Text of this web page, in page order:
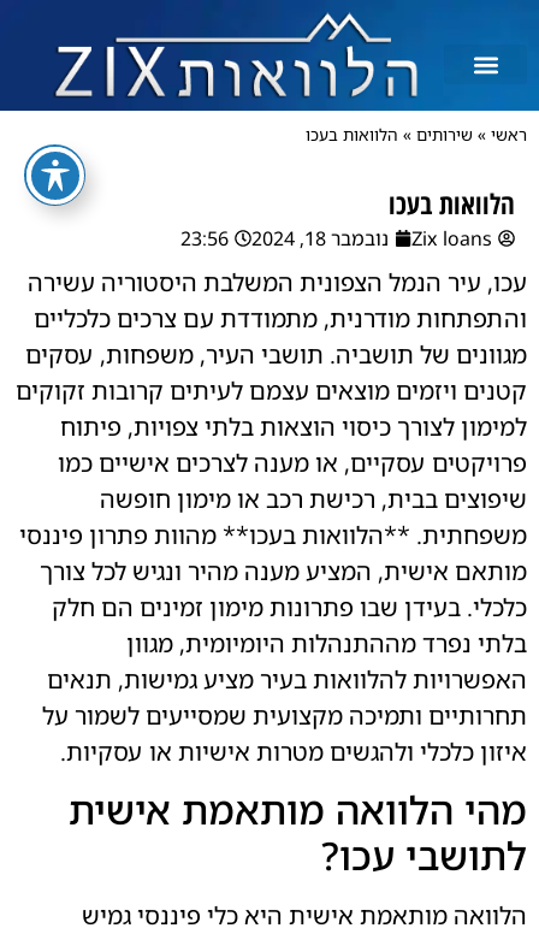
ראשי » שירותים » הלוואות בעכו
הלוואות בעכו
Zix loans נובמבר 18, 2024 23:56
עכו, עיר הנמל הצפונית המשלבת היסטוריה עשירה
והתפתחות מודרנית, מתמודדת עם צרכים כלכליים
מגוונים של תושביה. תושבי העיר, משפחות, עסקים
קטנים ויזמים מוצאים עצמם לעיתים קרובות זקוקים
למימון לצורך כיסוי הוצאות בלתי צפויות, פיתוח
פרויקטים עסקיים, או מענה לצרכים אישיים כמו
שיפוצים בבית, רכישת רכב או מימון חופשה
משפחתית. **הלוואות בעכו** מהוות פתרון פיננסי
מותאם אישית, המציע מענה מהיר ונגיש לכל צורך
כלכלי. בעידן שבו פתרונות מימון זמינים הם חלק
בלתי נפרד מההתנהלות היומיומית, מגוון
האפשרויות להלוואות בעיר מציע גמישות, תנאים
תחרותיים ותמיכה מקצועית שמסייעים לשמור על
איזון כלכלי ולהגשים מטרות אישיות או עסקיות.
מהי הלוואה מותאמת אישית
לתושבי עכו?
הלוואה מותאמת אישית היא כלי פיננסי גמיש